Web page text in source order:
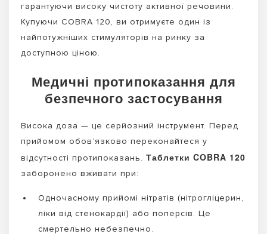
гарантуючи високу чистоту активної речовини.
Купуючи COBRA 120, ви отримуєте один із
найпотужніших стимуляторів на ринку за
доступною ціною.
Медичні протипоказання для
безпечного застосування
Висока доза — це серйозний інструмент. Перед
прийомом обов’язково переконайтеся у
відсутності протипоказань. Таблетки COBRA 120
заборонено вживати при:
Одночасному прийомі нітратів (нітрогліцерин,
ліки від стенокардії) або поперсів. Це
смертельно небезпечно.